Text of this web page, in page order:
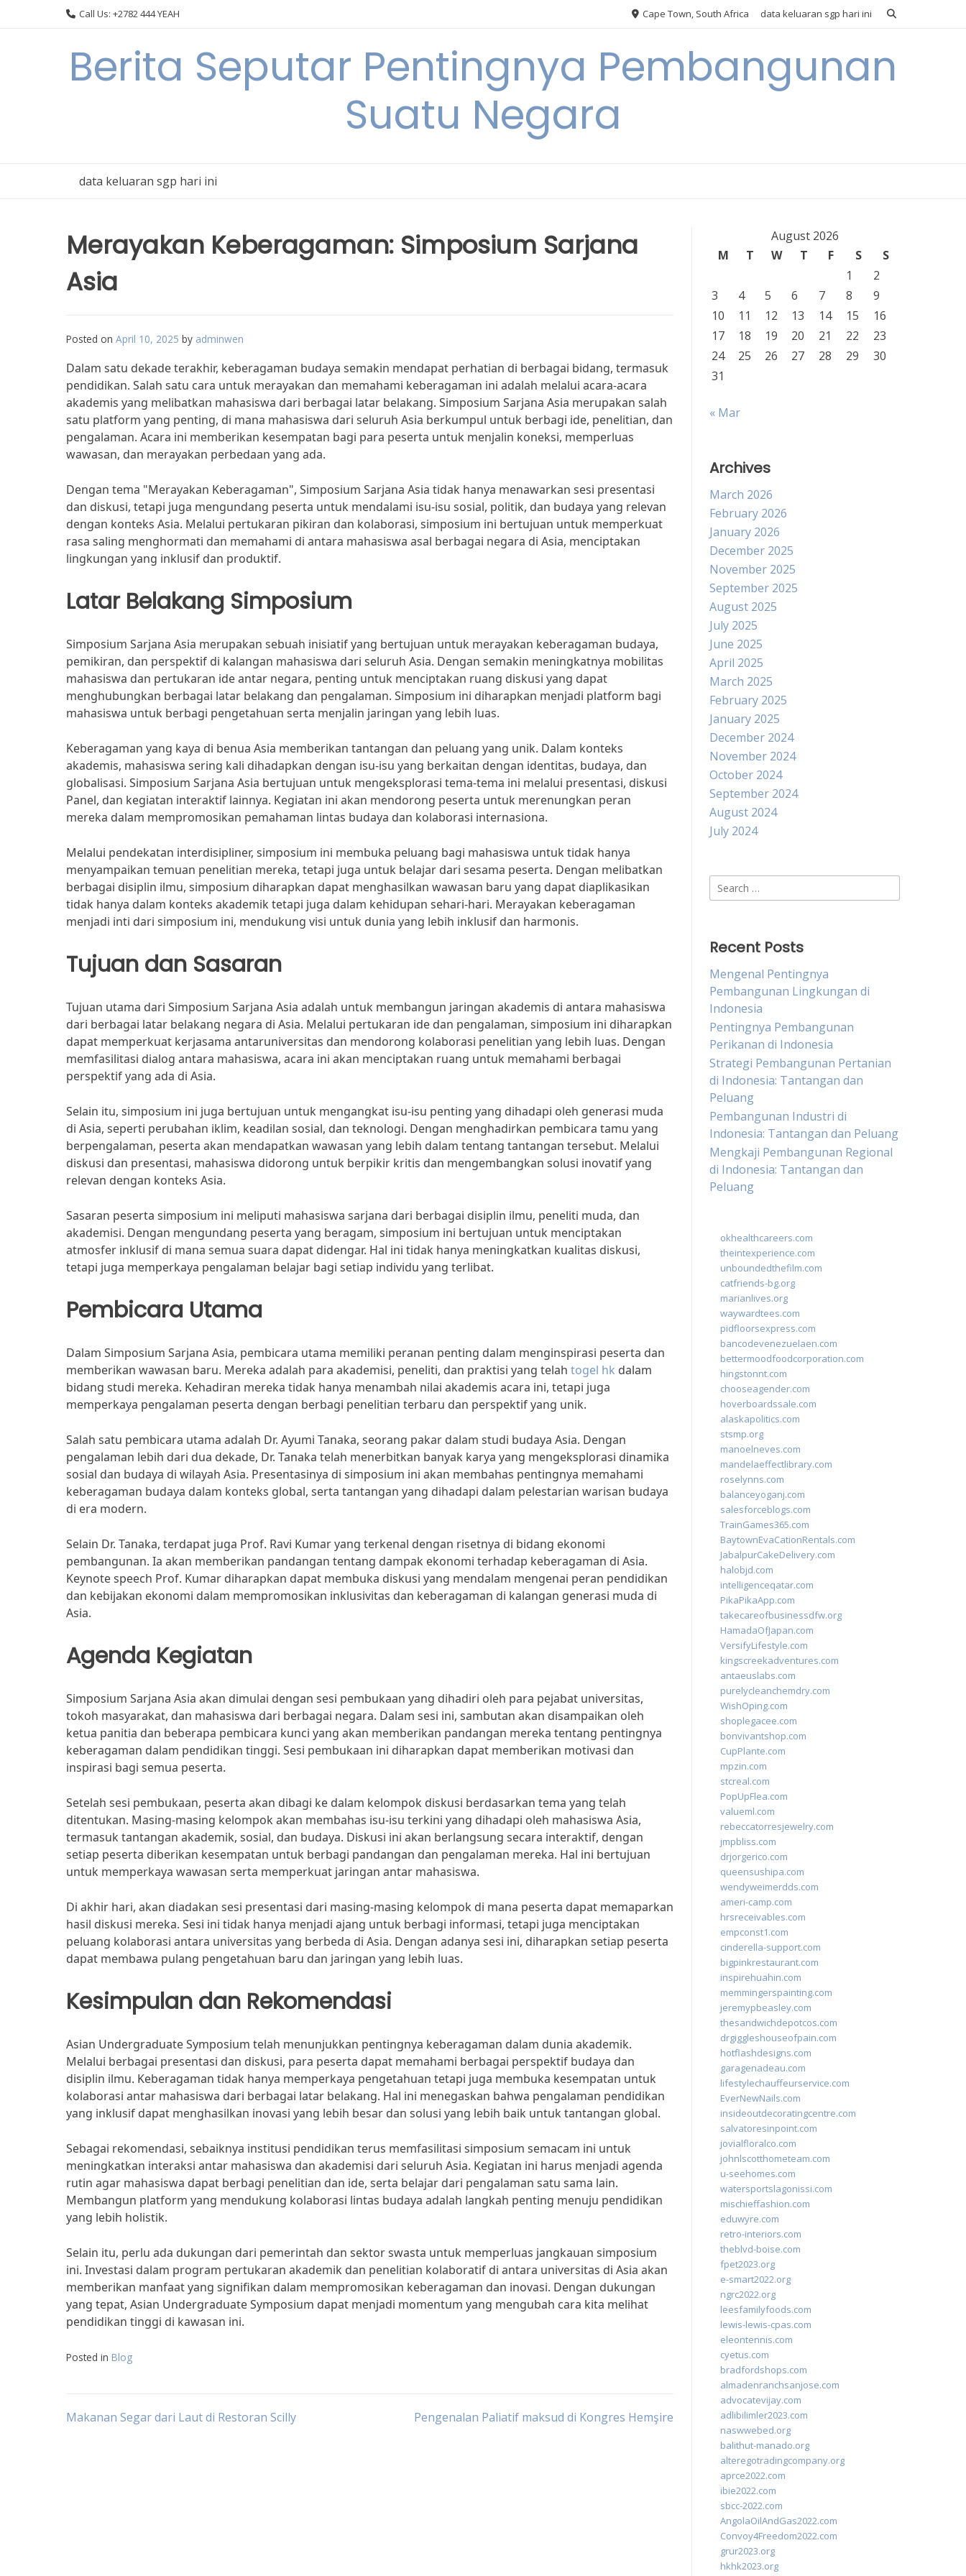
Call Us: +2782 444 YEAH Cape Town, South Africa data keluaran sgp hari ini
Berita Seputar Pentingnya Pembangunan
Suatu Negara
data keluaran sgp hari ini
Merayakan Keberagaman: Simposium Sarjana
Asia
Posted on April 10, 2025 by adminwen
Dalam satu dekade terakhir, keberagaman budaya semakin mendapat perhatian di berbagai bidang, termasuk
pendidikan. Salah satu cara untuk merayakan dan memahami keberagaman ini adalah melalui acara-acara
akademis yang melibatkan mahasiswa dari berbagai latar belakang. Simposium Sarjana Asia merupakan salah
satu platform yang penting, di mana mahasiswa dari seluruh Asia berkumpul untuk berbagi ide, penelitian, dan
pengalaman. Acara ini memberikan kesempatan bagi para peserta untuk menjalin koneksi, memperluas
wawasan, dan merayakan perbedaan yang ada.
Dengan tema "Merayakan Keberagaman", Simposium Sarjana Asia tidak hanya menawarkan sesi presentasi
dan diskusi, tetapi juga mengundang peserta untuk mendalami isu-isu sosial, politik, dan budaya yang relevan
dengan konteks Asia. Melalui pertukaran pikiran dan kolaborasi, simposium ini bertujuan untuk memperkuat
rasa saling menghormati dan memahami di antara mahasiswa asal berbagai negara di Asia, menciptakan
lingkungan yang inklusif dan produktif.
Latar Belakang Simposium
Simposium Sarjana Asia merupakan sebuah inisiatif yang bertujuan untuk merayakan keberagaman budaya,
pemikiran, dan perspektif di kalangan mahasiswa dari seluruh Asia. Dengan semakin meningkatnya mobilitas
mahasiswa dan pertukaran ide antar negara, penting untuk menciptakan ruang diskusi yang dapat
menghubungkan berbagai latar belakang dan pengalaman. Simposium ini diharapkan menjadi platform bagi
mahasiswa untuk berbagi pengetahuan serta menjalin jaringan yang lebih luas.
Keberagaman yang kaya di benua Asia memberikan tantangan dan peluang yang unik. Dalam konteks
akademis, mahasiswa sering kali dihadapkan dengan isu-isu yang berkaitan dengan identitas, budaya, dan
globalisasi. Simposium Sarjana Asia bertujuan untuk mengeksplorasi tema-tema ini melalui presentasi, diskusi
Panel, dan kegiatan interaktif lainnya. Kegiatan ini akan mendorong peserta untuk merenungkan peran
mereka dalam mempromosikan pemahaman lintas budaya dan kolaborasi internasiona.
Melalui pendekatan interdisipliner, simposium ini membuka peluang bagi mahasiswa untuk tidak hanya
menyampaikan temuan penelitian mereka, tetapi juga untuk belajar dari sesama peserta. Dengan melibatkan
berbagai disiplin ilmu, simposium diharapkan dapat menghasilkan wawasan baru yang dapat diaplikasikan
tidak hanya dalam konteks akademik tetapi juga dalam kehidupan sehari-hari. Merayakan keberagaman
menjadi inti dari simposium ini, mendukung visi untuk dunia yang lebih inklusif dan harmonis.
Tujuan dan Sasaran
Tujuan utama dari Simposium Sarjana Asia adalah untuk membangun jaringan akademis di antara mahasiswa
dari berbagai latar belakang negara di Asia. Melalui pertukaran ide dan pengalaman, simposium ini diharapkan
dapat memperkuat kerjasama antaruniversitas dan mendorong kolaborasi penelitian yang lebih luas. Dengan
memfasilitasi dialog antara mahasiswa, acara ini akan menciptakan ruang untuk memahami berbagai
perspektif yang ada di Asia.
Selain itu, simposium ini juga bertujuan untuk mengangkat isu-isu penting yang dihadapi oleh generasi muda
di Asia, seperti perubahan iklim, keadilan sosial, dan teknologi. Dengan menghadirkan pembicara tamu yang
berpengalaman, peserta akan mendapatkan wawasan yang lebih dalam tentang tantangan tersebut. Melalui
diskusi dan presentasi, mahasiswa didorong untuk berpikir kritis dan mengembangkan solusi inovatif yang
relevan dengan konteks Asia.
Sasaran peserta simposium ini meliputi mahasiswa sarjana dari berbagai disiplin ilmu, peneliti muda, dan
akademisi. Dengan mengundang peserta yang beragam, simposium ini bertujuan untuk menciptakan
atmosfer inklusif di mana semua suara dapat didengar. Hal ini tidak hanya meningkatkan kualitas diskusi,
tetapi juga memperkaya pengalaman belajar bagi setiap individu yang terlibat.
Pembicara Utama
Dalam Simposium Sarjana Asia, pembicara utama memiliki peranan penting dalam menginspirasi peserta dan
memberikan wawasan baru. Mereka adalah para akademisi, peneliti, dan praktisi yang telah togel hk dalam
bidang studi mereka. Kehadiran mereka tidak hanya menambah nilai akademis acara ini, tetapi juga
memperkaya pengalaman peserta dengan berbagi penelitian terbaru dan perspektif yang unik.
Salah satu pembicara utama adalah Dr. Ayumi Tanaka, seorang pakar dalam studi budaya Asia. Dengan
pengalaman lebih dari dua dekade, Dr. Tanaka telah menerbitkan banyak karya yang mengeksplorasi dinamika
sosial dan budaya di wilayah Asia. Presentasinya di simposium ini akan membahas pentingnya memahami
keberagaman budaya dalam konteks global, serta tantangan yang dihadapi dalam pelestarian warisan budaya
di era modern.
Selain Dr. Tanaka, terdapat juga Prof. Ravi Kumar yang terkenal dengan risetnya di bidang ekonomi
pembangunan. Ia akan memberikan pandangan tentang dampak ekonomi terhadap keberagaman di Asia.
Keynote speech Prof. Kumar diharapkan dapat membuka diskusi yang mendalam mengenai peran pendidikan
dan kebijakan ekonomi dalam mempromosikan inklusivitas dan keberagaman di kalangan generasi muda di
Asia.
Agenda Kegiatan
Simposium Sarjana Asia akan dimulai dengan sesi pembukaan yang dihadiri oleh para pejabat universitas,
tokoh masyarakat, dan mahasiswa dari berbagai negara. Dalam sesi ini, sambutan akan disampaikan oleh
ketua panitia dan beberapa pembicara kunci yang akan memberikan pandangan mereka tentang pentingnya
keberagaman dalam pendidikan tinggi. Sesi pembukaan ini diharapkan dapat memberikan motivasi dan
inspirasi bagi semua peserta.
Setelah sesi pembukaan, peserta akan dibagi ke dalam kelompok diskusi berdasarkan tema yang telah
ditentukan. Masing-masing kelompok akan membahas isu-isu terkini yang dihadapi oleh mahasiswa Asia,
termasuk tantangan akademik, sosial, dan budaya. Diskusi ini akan berlangsung secara interaktif, dengan
setiap peserta diberikan kesempatan untuk berbagi pandangan dan pengalaman mereka. Hal ini bertujuan
untuk memperkaya wawasan serta memperkuat jaringan antar mahasiswa.
Di akhir hari, akan diadakan sesi presentasi dari masing-masing kelompok di mana peserta dapat memaparkan
hasil diskusi mereka. Sesi ini tidak hanya menjadi ajang untuk berbagi informasi, tetapi juga menciptakan
peluang kolaborasi antara universitas yang berbeda di Asia. Dengan adanya sesi ini, diharapkan setiap peserta
dapat membawa pulang pengetahuan baru dan jaringan yang lebih luas.
Kesimpulan dan Rekomendasi
Asian Undergraduate Symposium telah menunjukkan pentingnya keberagaman dalam dunia akademik.
Melalui berbagai presentasi dan diskusi, para peserta dapat memahami berbagai perspektif budaya dan
disiplin ilmu. Keberagaman tidak hanya memperkaya pengetahuan tetapi juga membuka kesempatan untuk
kolaborasi antar mahasiswa dari berbagai latar belakang. Hal ini menegaskan bahwa pengalaman pendidikan
yang inklusif dapat menghasilkan inovasi yang lebih besar dan solusi yang lebih baik untuk tantangan global.
Sebagai rekomendasi, sebaiknya institusi pendidikan terus memfasilitasi simposium semacam ini untuk
meningkatkan interaksi antar mahasiswa dan akademisi dari seluruh Asia. Kegiatan ini harus menjadi agenda
rutin agar mahasiswa dapat berbagi penelitian dan ide, serta belajar dari pengalaman satu sama lain.
Membangun platform yang mendukung kolaborasi lintas budaya adalah langkah penting menuju pendidikan
yang lebih holistik.
Selain itu, perlu ada dukungan dari pemerintah dan sektor swasta untuk memperluas jangkauan simposium
ini. Investasi dalam program pertukaran akademik dan penelitian kolaboratif di antara universitas di Asia akan
memberikan manfaat yang signifikan dalam mempromosikan keberagaman dan inovasi. Dengan dukungan
yang tepat, Asian Undergraduate Symposium dapat menjadi momentum yang mengubah cara kita melihat
pendidikan tinggi di kawasan ini.
Posted in Blog
Post
Makanan Segar dari Laut di Restoran Scilly Pengenalan Paliatif maksud di Kongres Hemşire
August 2026
M
T W T F S
S
1
2
3
4 5 6 7 8
9
10
11 12 13 14 15
16
17
18 19 20 21 22
23
24
25 26 27 28 29
30
31
« Mar
Archives
March 2026
February 2026
January 2026
December 2025
November 2025
September 2025
August 2025
July 2025
June 2025
April 2025
March 2025
February 2025
January 2025
December 2024
November 2024
October 2024
September 2024
August 2024
July 2024
Search
for:
Recent Posts
Mengenal Pentingnya
Pembangunan Lingkungan di
Indonesia
Pentingnya Pembangunan
Perikanan di Indonesia
Strategi Pembangunan Pertanian
di Indonesia: Tantangan dan
Peluang
Pembangunan Industri di
Indonesia: Tantangan dan Peluang
Mengkaji Pembangunan Regional
di Indonesia: Tantangan dan
Peluang
okhealthcareers.com
theintexperience.com
unboundedthefilm.com
catfriends-bg.org
marianlives.org
waywardtees.com
pidfloorsexpress.com
bancodevenezuelaen.com
bettermoodfoodcorporation.com
hingstonnt.com
chooseagender.com
hoverboardssale.com
alaskapolitics.com
stsmp.org
manoelneves.com
mandelaeffectlibrary.com
roselynns.com
balanceyoganj.com
salesforceblogs.com
TrainGames365.com
BaytownEvaCationRentals.com
JabalpurCakeDelivery.com
halobjd.com
intelligenceqatar.com
PikaPikaApp.com
takecareofbusinessdfw.org
HamadaOfJapan.com
VersifyLifestyle.com
kingscreekadventures.com
antaeuslabs.com
purelycleanchemdry.com
WishOping.com
shoplegacee.com
bonvivantshop.com
CupPlante.com
mpzin.com
stcreal.com
PopUpFlea.com
valueml.com
rebeccatorresjewelry.com
jmpbliss.com
drjorgerico.com
queensushipa.com
wendyweimerdds.com
ameri-camp.com
hrsreceivables.com
empconst1.com
cinderella-support.com
bigpinkrestaurant.com
inspirehuahin.com
memmingerspainting.com
jeremypbeasley.com
thesandwichdepotcos.com
drgiggleshouseofpain.com
hotflashdesigns.com
garagenadeau.com
lifestylechauffeurservice.com
EverNewNails.com
insideoutdecoratingcentre.com
salvatoresinpoint.com
jovialfloralco.com
johnlscotthometeam.com
u-seehomes.com
watersportslagonissi.com
mischieffashion.com
eduwyre.com
retro-interiors.com
theblvd-boise.com
fpet2023.org
e-smart2022.org
ngrc2022.org
leesfamilyfoods.com
lewis-lewis-cpas.com
eleontennis.com
cyetus.com
bradfordshops.com
almadenranchsanjose.com
advocatevijay.com
adlibilimler2023.com
naswwebed.org
balithut-manado.org
alteregotradingcompany.org
aprce2022.com
ibie2022.com
sbcc-2022.com
AngolaOilAndGas2022.com
Convoy4Freedom2022.com
grur2023.org
hkhk2023.org